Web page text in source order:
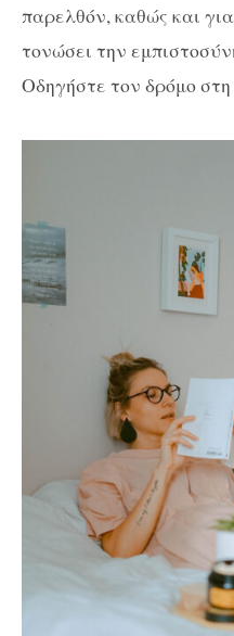
παρελθόν, καθώς και
τονώσει την
Οδηγήστε τον δρόμο